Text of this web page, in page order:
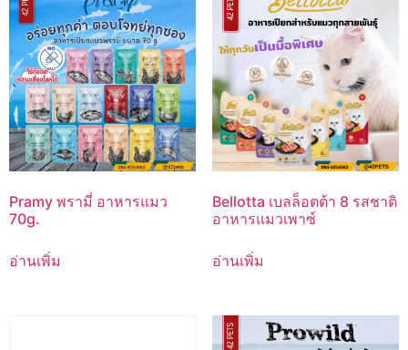
Pramy พรามี่ อาหารแมว
70g.
อ่านเพิ่ม
Bellotta เบลล็อตต้า 8 รสชาติ
อาหารแมวเพาซ์
อ่านเพิ่ม